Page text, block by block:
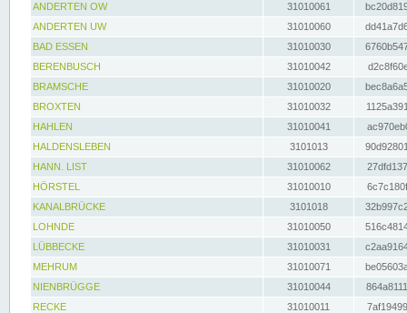
ANDERTEN OW
31010061
ANDERTEN UW
31010060
BAD ESSEN
31010030
BERENBUSCH
31010042
BRAMSCHE
31010020
BROXTEN
31010032
HAHLEN
31010041
HALDENSLEBEN
3101013
HANN. LIST
31010062
HÖRSTEL
31010010
KANALBRÜCKE
3101018
LOHNDE
31010050
LÜBBECKE
31010031
MEHRUM
31010071
NIENBRÜGGE
31010044
RECKE
31010011